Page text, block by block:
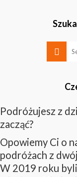
Podróżujesz z
zacząć?
Opowiemy Ci o
podróżach z
W 2019 roku